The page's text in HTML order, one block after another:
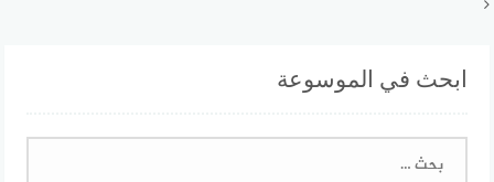
ابحث في الموسوعة
البحث